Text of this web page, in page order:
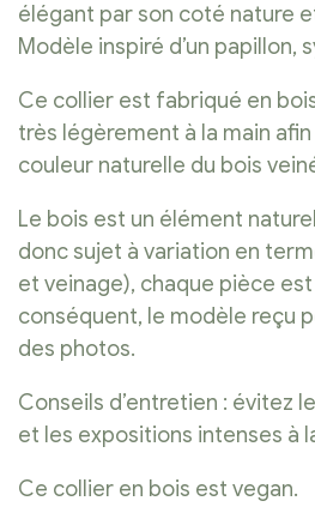
élégant par son coté nature
Modèle inspiré d’un papillon,
Ce collier est fabriqué en
très légèrement à la main
couleur naturelle du bois
Le bois est un élément
donc sujet à variation en
et veinage), chaque pièce est
conséquent, le modèle reçu
des photos.
Conseils d’entretien : évitez
et les expositions intenses à
Ce collier en bois est vegan.